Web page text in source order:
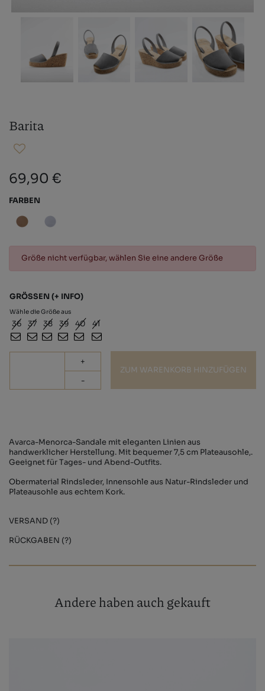
Barita
69,90 €
FARBEN
Größe nicht verfügbar, wählen Sie eine andere Größe
GRÖSSEN (+ INFO)
Wähle die Größe aus
36 37 38 39 40 41
+
-
ZUM WARENKORB HINZUFÜGEN
Avarca-Menorca-Sandale mit eleganten Linien aus
handwerklicher Herstellung. Mit bequemer 7,5 cm Plateausohle,.
Geeignet für Tages- und Abend-Outfits.
Obermaterial Rindsleder, Innensohle aus Natur-Rindsleder und
Plateausohle aus echtem Kork.
VERSAND (?)
RÜCKGABEN (?)
Andere haben auch gekauft